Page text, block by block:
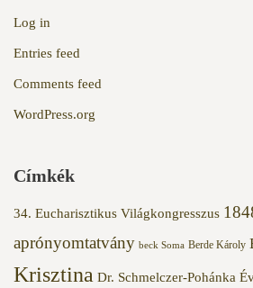
Log in
Entries feed
Comments feed
WordPress.org
Címkék
34. Eucharisztikus Világkongresszus
aprónyomtatvány beck Soma Berde Károly
Krisztina Dr. Schmelczer-Pohánka